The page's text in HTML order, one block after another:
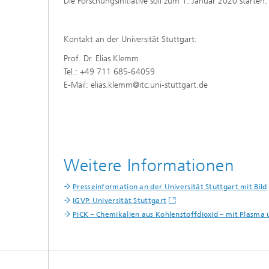
Kontakt an der Universität Stuttgart:
Prof. Dr. Elias Klemm
Tel.: +49 711 685-64059
E-Mail: elias.klemm@itc.uni-stuttgart.de
Weitere Informationen
Presseinformation an der Universität Stuttgart mit Bild
IGVP, Universität Stuttgart
PiCK – Chemikalien aus Kohlenstoffdioxid – mit